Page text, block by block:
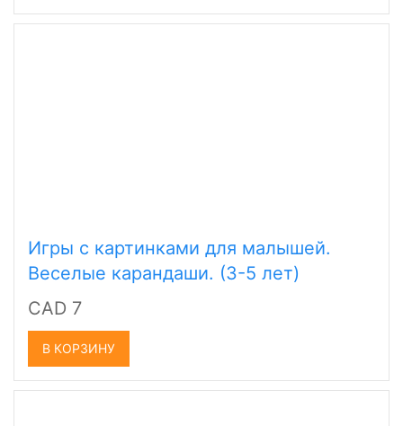
Игры с картинками для малышей.
Веселые карандаши. (3-5 лет)
CAD 7
В КОРЗИНУ